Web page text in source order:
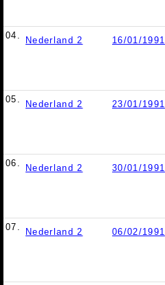
04. Nederland 2 16/01/1991
05. Nederland 2 23/01/1991
06. Nederland 2 30/01/1991
07. Nederland 2 06/02/1991